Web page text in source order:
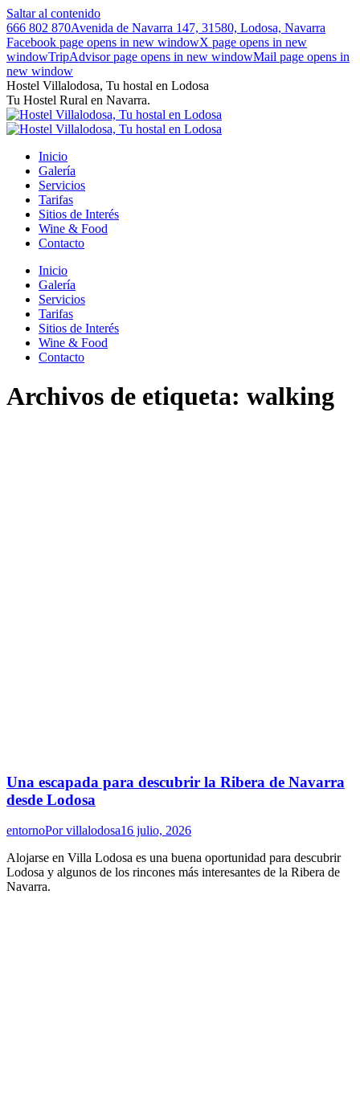
Saltar al contenido
666 802 870Avenida de Navarra 147, 31580, Lodosa, Navarra
Facebook page opens in new windowX page opens in new
windowTripAdvisor page opens in new windowMail page opens in
new window
Hostel Villalodosa, Tu hostal en Lodosa
Tu Hostel Rural en Navarra.
Inicio
Galería
Servicios
Tarifas
Sitios de Interés
Wine & Food
Contacto
Inicio
Galería
Servicios
Tarifas
Sitios de Interés
Wine & Food
Contacto
Archivos de etiqueta: walking
Una escapada para descubrir la Ribera de Navarra
desde Lodosa
entornoPorvillalodosa16 julio, 2026
Alojarse en Villa Lodosa es una buena oportunidad para descubrir
Lodosa y algunos de los rincones más interesantes de la Ribera de
Navarra.